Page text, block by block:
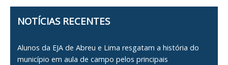
NOTÍCIAS RECENTES
Alunos da EJA de Abreu e Lima resgatam a história do
município em aula de campo pelos principais